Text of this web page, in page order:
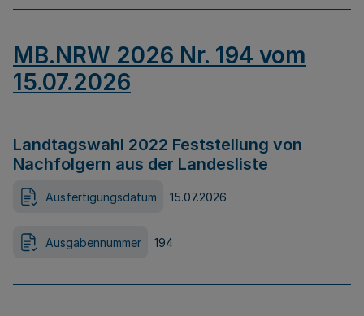
MB.NRW 2026 Nr. 194 vom
15.07.2026
Landtagswahl 2022 Feststellung von
Nachfolgern aus der Landesliste
Ausfertigungsdatum 15.07.2026
Ausgabennummer 194